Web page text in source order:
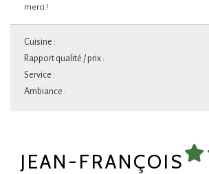
merci !
Cuisine :
Rapport qualité / prix :
Service :
Ambiance :
JEAN-FRANÇOIS